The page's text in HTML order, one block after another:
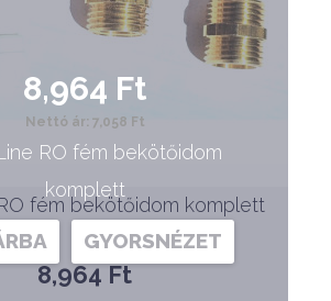
fém bekötőidom komplett
8,964 Ft
8,964 Ft
Nettó ár: 7,058 Ft
RO fém bekötőidom
komplett
GYORSNÉZET